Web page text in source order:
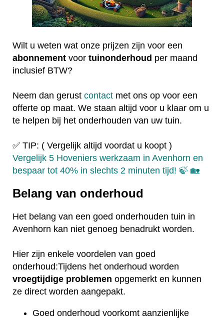
Wilt u weten wat onze prijzen zijn voor een
abonnement voor tuinonderhoud per maand
inclusief BTW?
Neem dan gerust contact met ons op voor een
offerte op maat. We staan altijd voor u klaar om u
te helpen bij het onderhouden van uw tuin.
✅ TIP: ( Vergelijk altijd voordat u koopt )
Vergelijk 5 Hoveniers werkzaam in Avenhorn en
bespaar tot 40% in slechts 2 minuten tijd! 🍃 🏡
Belang van onderhoud
Het belang van een goed onderhouden tuin in
Avenhorn kan niet genoeg benadrukt worden.
Hier zijn enkele voordelen van goed
onderhoud:Tijdens het onderhoud worden
vroegtijdige problemen opgemerkt en kunnen
ze direct worden aangepakt.
Goed onderhoud voorkomt aanzienlijke